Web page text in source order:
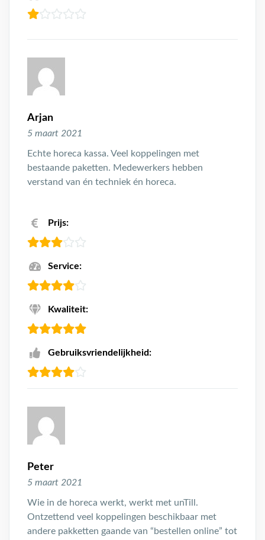
Arjan
5 maart 2021
Echte horeca kassa. Veel koppelingen met
bestaande paketten. Medewerkers hebben
verstand van én techniek én horeca.
Prijs:
Service:
Kwaliteit:
Gebruiksvriendelijkheid:
Peter
5 maart 2021
Wie in de horeca werkt, werkt met unTill.
Ontzettend veel koppelingen beschikbaar met
andere pakketten gaande van “bestellen online” tot